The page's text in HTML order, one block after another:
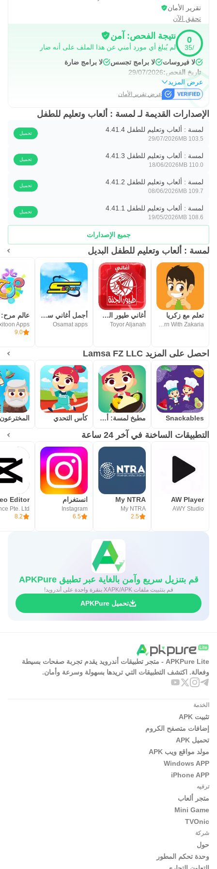
▪️ حساب لمسة المميّز: امنح طفلك أفضل تجربة تعليمية مع تطبيق
لمسة، حيث يجتمع التعليم مع المغامرة لتوجيه طاقاته واهتمامته
التعليمية إلى الطريق الصحيح.
بما في ذلك الرياضيات والعلوم والأشكال والحروف والكلمات
وقصص وألعاب الأطفال وغيرها الكثير.
▪️ تسجيل الدخول بحساب واحد على 5 أجهزة.
▪️ تحميل الأنشطة التعليمية والتفاعل معها دون الاتصال بالإنترنت.
- المساعدة والدعم: https://lamsa.com/en/contact
- شروط الخدمة: https://lamsa.com/en/terms-and-conditions
تقرير الأمان
تحقق الآن
0
/35
نتيجة الفحص: آمن
لم يُبلغ أي مورد أمني عن هذا الملف على أنه ضار
لا فيروسات
لا برامج تجسس
لا برامج ضارة
تاريخ الفحص:29/07/2026
عرض المزيد
عرض تقرير الأمان
الإصدارات القديمة لـ لمسة : ألعاب وتعليم للطفل
لمسة : ألعاب وتعليم للطفل 4.41.4
103.5 MB
29/07/2026
تحميل
لمسة : ألعاب وتعليم للطفل 4.41.3
110.0 MB
18/06/2026
تحميل
لمسة : ألعاب وتعليم للطفل 4.41.2
109.7 MB
08/06/2026
تحميل
لمسة : ألعاب وتعليم للطفل 4.41.1
108.6 MB
19/05/2026
تحميل
جميع الإصدارات
لمسة : ألعاب وتعليم للطفل البديل
تعلم مع زكريا أغاني طيور الجنة - من دون نت
Toyor Aljanah
أجمل أغاني سبيس تون ٢٠٢١
Osamat apps
Apps
9.0
احصل على المزيد Lamsa FZ LLC
Snackables مطبخ لمسة: أكواب الشوكلاتة كأس التحدي
التطبيقات الساخنة في آخر 24 ساعة
AW Player
AWY Studio
My NTRA
My NTRA
2.5
انستغرام
Instagram
6.5
8.2
قم بتنزيل سريع وآمن بالغاية عبر تطبيق APKPure
قم بتثبيت ملفات XAPK/APK بنقرة واحدة على أندرويد!
تحميل APKPure
APKPure Lite - متجر تطبيقات أندرويد يقدم تجربة صفحات بسيطة
وفعالة. اكتشف التطبيقات التي تريدها بسهولة وسرعة وأمان.
الخدمة
تثبيت APK
إضافات متصفح الكروم
تحميل APK
مولد مواقع ويب APK
Windows APP
iPhone APP
ترفيه
متجر ألعاب
Mini Game
TVOnic
شركة
حول
وحدة تحكم المطور